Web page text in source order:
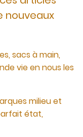
nouveaux
sacs à main,
vie en nous les
milieu et
état,